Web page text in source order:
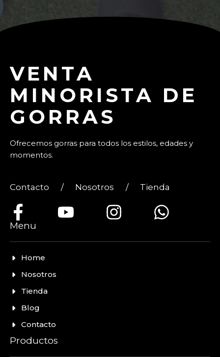
VENTA
MINORISTA DE
GORRAS
Ofrecemos gorras para todos los estilos, edades y
momentos.
Contacto / Nosotros / Tienda
Menu
Home
Nosotros
Tienda
Blog
Contacto
Productos